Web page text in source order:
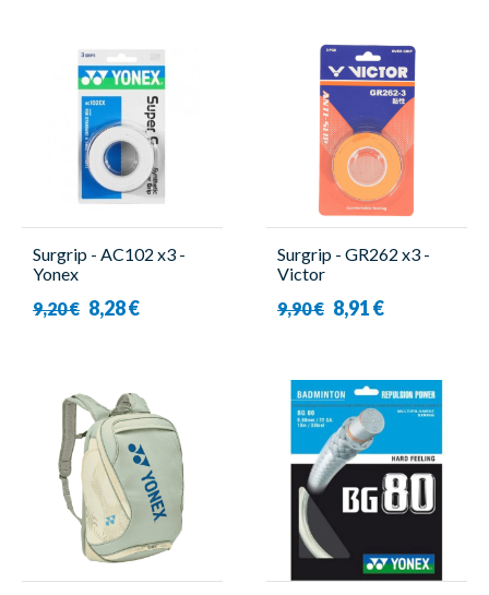
Surgrip - AC102 x3 -
Yonex
9,20 € 8,28 €
Surgrip - GR262 x3 -
Victor
9,90 € 8,91 €